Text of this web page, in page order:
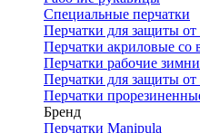
Специальные перчатки
Перчатки для защиты от
Перчатки акриловые со
Перчатки рабочие
Перчатки для защиты от
Перчатки
Бренд
Перчатки Manipula